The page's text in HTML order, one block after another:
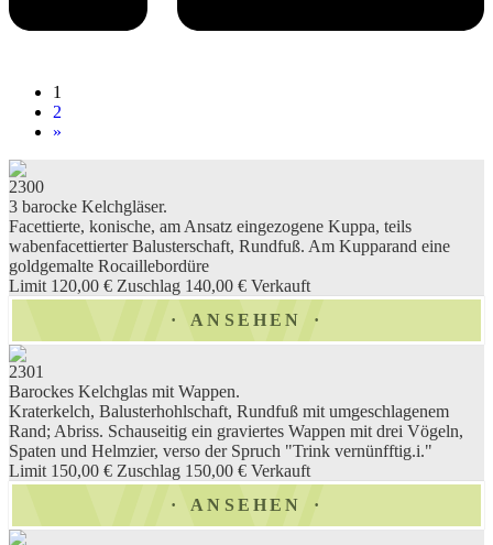
1
2
»
2300
3 barocke Kelchgläser.
Facettierte, konische, am Ansatz eingezogene Kuppa, teils
wabenfacettierter Balusterschaft, Rundfuß. Am Kupparand eine
goldgemalte Rocaillebordüre
Limit 120,00 € Zuschlag 140,00 € Verkauft
ANSEHEN
2301
Barockes Kelchglas mit Wappen.
Kraterkelch, Balusterhohlschaft, Rundfuß mit umgeschlagenem
Rand; Abriss. Schauseitig ein graviertes Wappen mit drei Vögeln,
Spaten und Helmzier, verso der Spruch "Trink vernünfftig.i."
Limit 150,00 € Zuschlag 150,00 € Verkauft
ANSEHEN